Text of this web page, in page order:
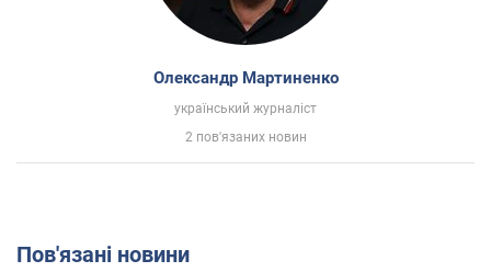
Олександр Мартиненко
український журналіст
2 пов'язаних новин
Пов'язані новини